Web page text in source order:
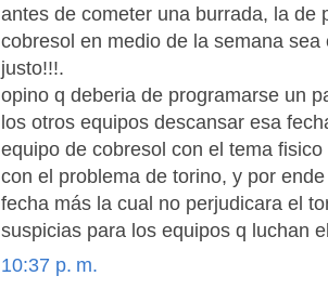
antes de cometer una burrada, la de
cobresol en medio de la semana
justo!!!.
opino q deberia de programarse un
los otros equipos descansar esa
equipo de cobresol con el tema
con el problema de torino, y por
fecha más la cual no perjudicara el
suspicias para los equipos q luchan
10:37 p. m.